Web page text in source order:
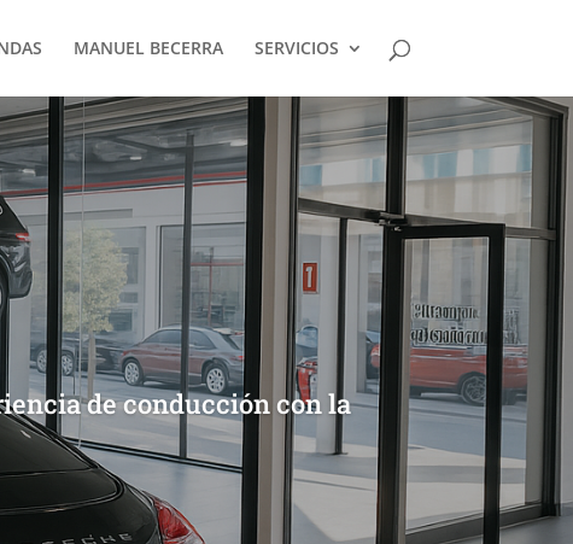
MANUEL BECERRA SERVICIOS
de conducción con la